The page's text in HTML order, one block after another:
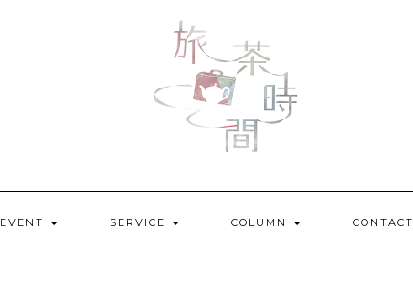
EVENT SERVICE COLUMN CONTACT